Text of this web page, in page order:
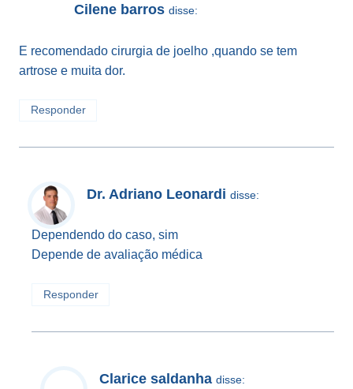
Cilene barros disse:
E recomendado cirurgia de joelho ,quando se tem
artrose e muita dor.
Responder
Dr. Adriano Leonardi disse:
Dependendo do caso, sim
Depende de avaliação médica
Responder
Clarice saldanha disse: